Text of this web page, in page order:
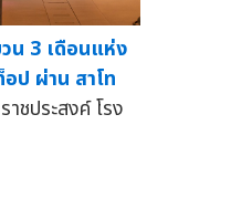
น 3 เดือนแห่ง
ป ผ่าน สาโท
ชประสงค์ โรง